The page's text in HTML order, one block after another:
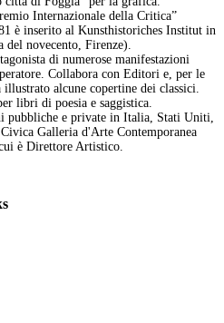
Internazionale della Critica”
è inserito al Kunsthistoriches Institut in
novecento, Firenze).
di numerose manifestazioni
Collabora con Editori e, per le
alcune copertine dei classici.
libri di poesia e saggistica.
pubbliche e private in Italia, Stati Uniti,
Galleria d'Arte Contemporanea
è Direttore Artistico.